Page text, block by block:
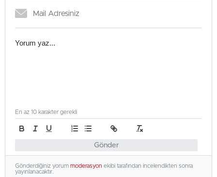
Gönder
En az 10 karakter gerekli
Gönderdiğiniz yorum moderasyon ekibi tarafından incelendikten sonra
yayınlanacaktır.